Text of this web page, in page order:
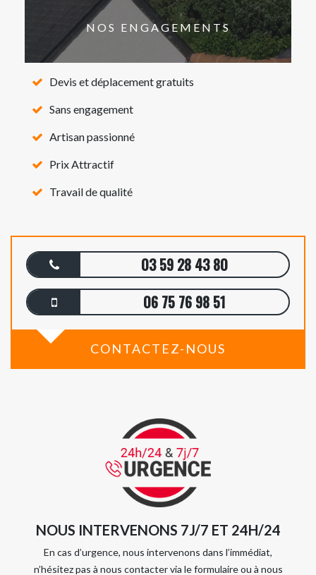
NOS ENGAGEMENTS
Devis et déplacement gratuits
Sans engagement
Artisan passionné
Prix Attractif
Travail de qualité
03 59 28 43 80
06 75 76 98 51
CONTACTEZ-NOUS
NOUS INTERVENONS 7J/7 ET 24H/24
En cas d’urgence, nous intervenons dans l’immédiat,
n’hésitez pas à nous contacter via le formulaire ou à nous